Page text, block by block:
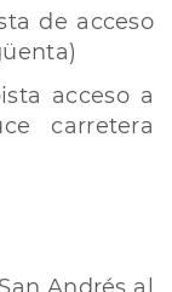
de acceso
acceso a
carretera